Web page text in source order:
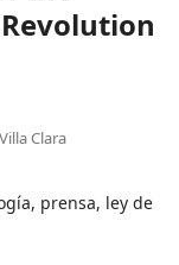
Clara
prensa, ley de